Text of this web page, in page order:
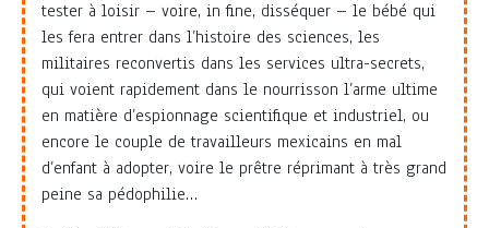
tester à loisir – voire, in fine, disséquer – le bébé qui
les fera entrer dans l’histoire des sciences, les
militaires reconvertis dans les services ultra-secrets,
qui voient rapidement dans le nourrisson l’arme ultime
en matière d’espionnage scientifique et industriel, ou
encore le couple de travailleurs mexicains en mal
d’enfant à adopter, voire le prêtre réprimant à très grand
peine sa pédophilie…